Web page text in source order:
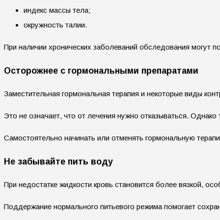
индекс массы тела;
окружность талии.
При наличии хронических заболеваний обследования могут
Осторожнее с гормональными препаратами
Заместительная гормональная терапия и некоторые виды
Это не означает, что от лечения нужно отказываться.
Самостоятельно начинать или отменять гормональную
Не забывайте пить воду
При недостатке жидкости кровь становится более вязкой,
Поддержание нормального питьевого режима помогает